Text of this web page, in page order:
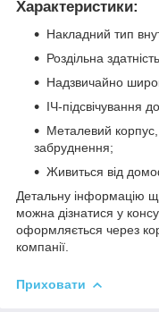
Характеристики:
Накладний тип
Роздільна
Надзвичайно
ІЧ-підсвічування
Металевий
забруднення;
Живиться від
Детальну інформацію
можна дізнатися у
оформляється через
компанії.
Приховати